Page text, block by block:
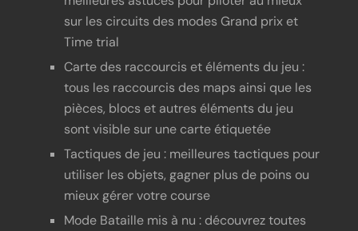
sur les circuits des modes Grand prix et
Time trial
Carte des raccourcis et éléments du jeu :
tous les raccourcis des maps ainsi que les
pièces, blocs et autres éléments du jeu
sont visible sur une carte étiquetée
Tactiques de jeu : meilleures tactiques pour
utiliser les objets, gagner plus de poins ou
mieux gérer votre course
Mode Bataille mis à nu : découvrez toutes